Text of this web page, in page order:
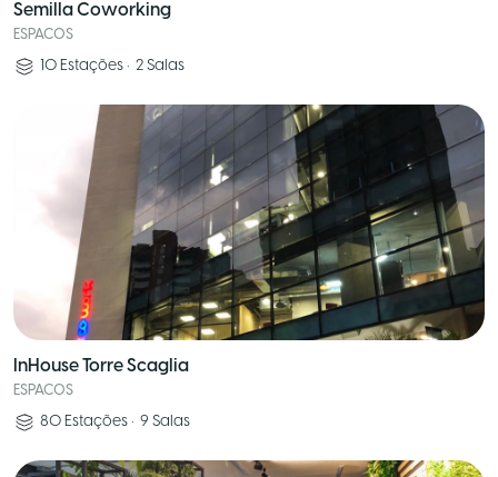
Semilla Coworking
ESPACOS
10 Estações • 2 Salas
InHouse Torre Scaglia
ESPACOS
80 Estações • 9 Salas